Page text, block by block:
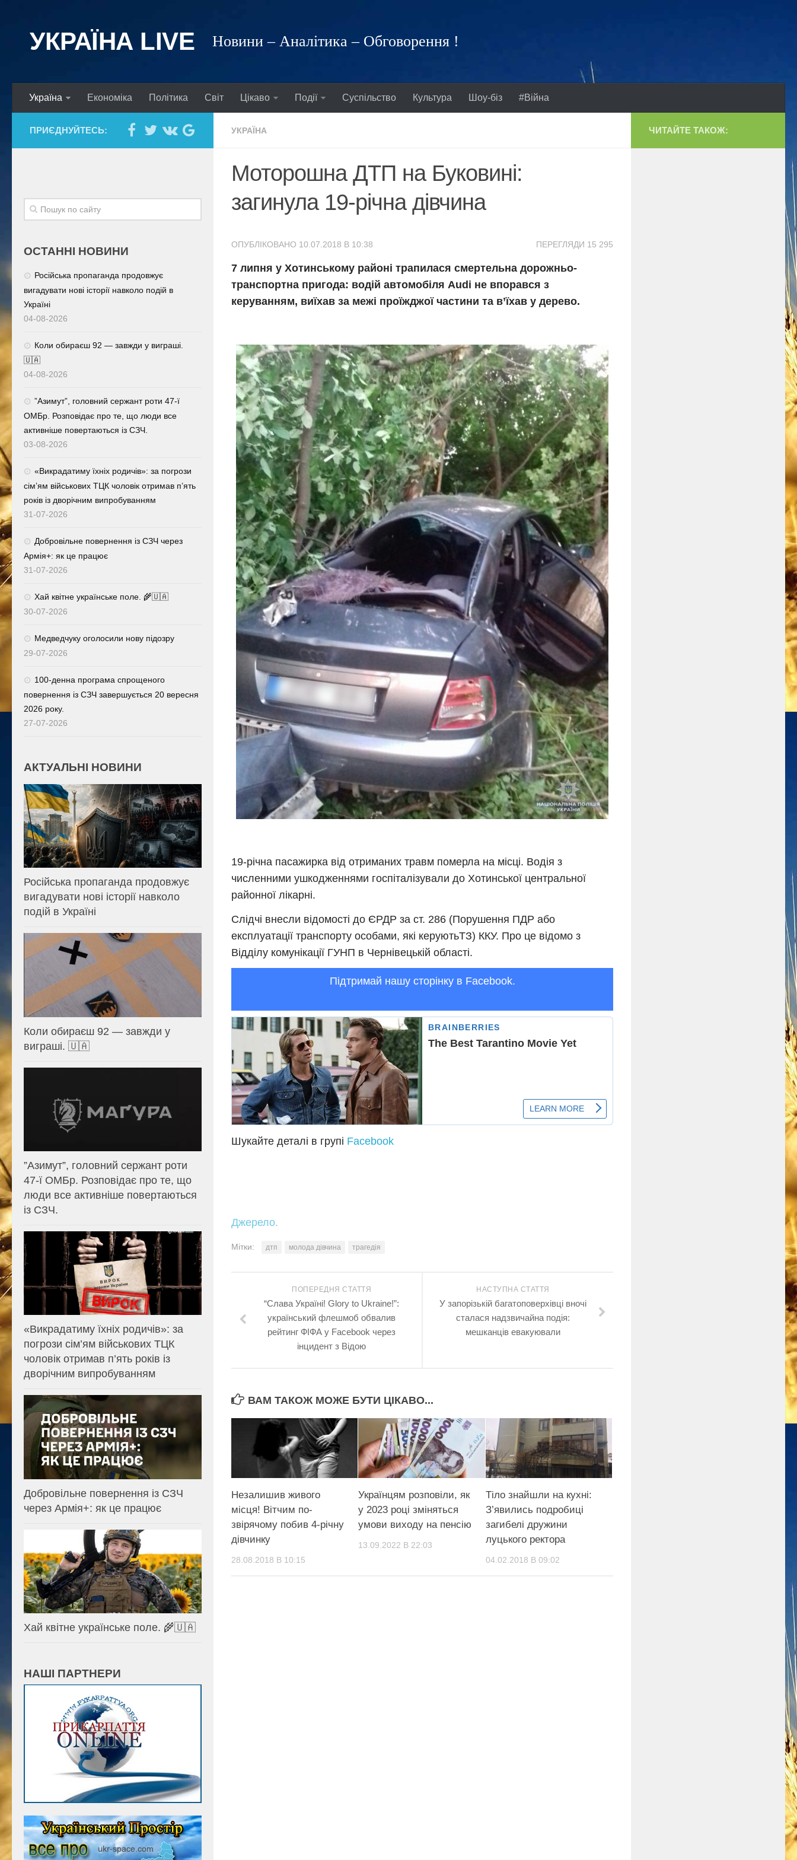
УКРАЇНА LIVE Новини – Аналітика – Обговорення !
Україна Економіка Політика Світ Цікаво Події Суспільство Культура Шоу-біз #Війна
УКРАЇНА
Моторошна ДТП на Буковині:
загинула 19-річна дівчина
ПЕРЕГЛЯДИ 15 295
ОПУБЛІКОВАНО 10.07.2018 В 10:38
7 липня у Хотинському районі трапилася смертельна дорожньо-
транспортна пригода: водій автомобіля Audi не впорався з
керуванням, виїхав за межі проїжджої частини та в’їхав у дерево.
19-річна пасажирка від отриманих травм померла на місці. Водія з
численними ушкодженнями госпіталізували до Хотинської центральної
районної лікарні.
Слідчі внесли відомості до ЄРДР за ст. 286 (Порушення ПДР або
експлуатації транспорту особами, які керуютьТЗ) ККУ. Про це відомо з
Відділу комунікації ГУНП в Чернівецькій області.
Підтримай нашу сторінку в Facebook.
Шукайте деталі в групі Facebook
Джерело.
Мітки: дтп молода дівчина трагедія
НАСТУПНА СТАТТЯ
У запорізькій багатоповерхівці вночі
сталася надзвичайна подія:
мешканців евакуювали
ПОПЕРЕДНЯ СТАТТЯ
“Слава Україні! Glory to Ukraine!”:
український флешмоб обвалив
рейтинг ФІФА у Facebook через
інцидент з Відою
ВАМ ТАКОЖ МОЖЕ БУТИ ЦІКАВО...
Незалишив живого
місця! Вітчим по-
звірячому побив 4-річну
дівчинку
28.08.2018 В 10:15
Українцям розповіли, як
у 2023 році зміняться
умови виходу на пенсію
13.09.2022 В 22:03
Тіло знайшли на кухні:
З’явились подробиці
загибелі дружини
луцького ректора
04.02.2018 В 09:02
ПРИЄДНУЙТЕСЬ:
ОСТАННІ НОВИНИ
Російська пропаганда продовжує
вигадувати нові історії навколо подій в
Україні
04-08-2026
Коли обираєш 92 — завжди у виграші.
🇺🇦
04-08-2026
⁨”Азимут”, головний сержант роти 47-ї
ОМБр. Розповідає про те, що люди все
активніше повертаються із СЗЧ.
03-08-2026
«Викрадатиму їхніх родичів»: за погрози
сім’ям військових ТЦК чоловік отримав п’ять
років із дворічним випробуванням
31-07-2026
Добровільне повернення із СЗЧ через
Армія+: як це працює
31-07-2026
Хай квітне українське поле. 🌾🇺🇦
30-07-2026
Медведчуку оголосили нову підозру
29-07-2026
100-денна програма спрощеного
повернення із СЗЧ завершується 20 вересня
2026 року.
27-07-2026
АКТУАЛЬНІ НОВИНИ
Російська пропаганда продовжує
вигадувати нові історії навколо
подій в Україні
Коли обираєш 92 — завжди у
виграші. 🇺🇦
⁨”Азимут”, головний сержант роти
47-ї ОМБр. Розповідає про те, що
люди все активніше повертаються
із СЗЧ.
«Викрадатиму їхніх родичів»: за
погрози сім’ям військових ТЦК
чоловік отримав п’ять років із
дворічним випробуванням
Добровільне повернення із СЗЧ
через Армія+: як це працює
Хай квітне українське поле. 🌾🇺🇦
НАШІ ПАРТНЕРИ
ЧИТАЙТЕ ТАКОЖ: